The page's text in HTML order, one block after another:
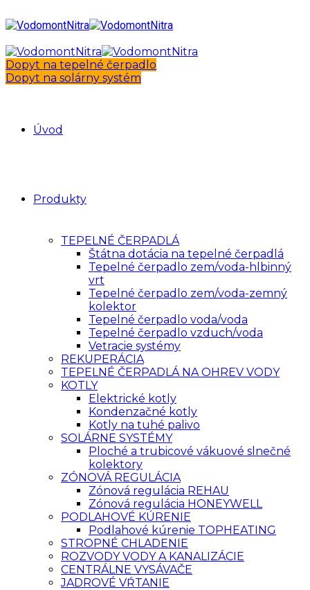
Dopyt na tepelné čerpadlo
Dopyt na solárny systém
Úvod
Produkty
TEPELNÉ ČERPADLÁ
Štátna dotácia na tepelné čerpadlá
Tepelné čerpadlo zem/voda-hlbinný
vrt
Tepelné čerpadlo zem/voda-zemný
kolektor
Tepelné čerpadlo voda/voda
Tepelné čerpadlo vzduch/voda
Vetracie systémy
REKUPERÁCIA
TEPELNÉ ČERPADLÁ NA OHREV VODY
KOTLY
Elektrické kotly
Kondenzačné kotly
Kotly na tuhé palivo
SOLÁRNE SYSTÉMY
Ploché a trubicové vákuové slnečné
kolektory
ZÓNOVÁ REGULÁCIA
Zónová regulácia REHAU
Zónová regulácia HONEYWELL
PODLAHOVÉ KÚRENIE
Podlahové kúrenie TOPHEATING
STROPNÉ CHLADENIE
ROZVODY VODY A KANALIZÁCIE
CENTRÁLNE VYSÁVAČE
JADROVÉ VŔTANIE